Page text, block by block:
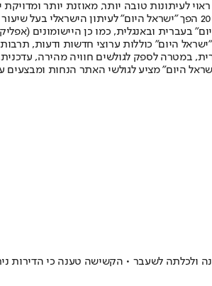
לעיתונות טובה יותר, מאוזנת יותר
תשלום. המהדורה המודפסת הראשונה פורסמה ב-30 ביולי 2007, וב-
היום" כוללות ערוצי חדשות ודעות,
במטרה לספק לגולשים חוויה מהירה,
היום" מציע לגולשי האתר הנחות
ולכלתה לשעבר • הקשישה טענה כי הדירות